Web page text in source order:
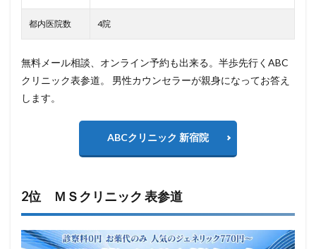
都内医院数 4院
無料メール相談、オンライン予約も出来る。半歩先行くABC
クリニック表参道。 男性カウンセラーが親身になってお答え
します。
ABCクリニック 新宿院
2位 ＭＳクリニック 表参道